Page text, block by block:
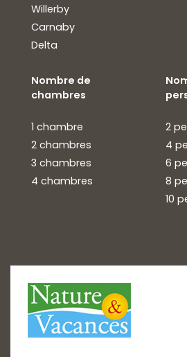
Willerby
Carnaby
Delta
Nombre de
chambres
1 chambre
2 chambres
3 chambres
4 chambres
2
4
6
8
10